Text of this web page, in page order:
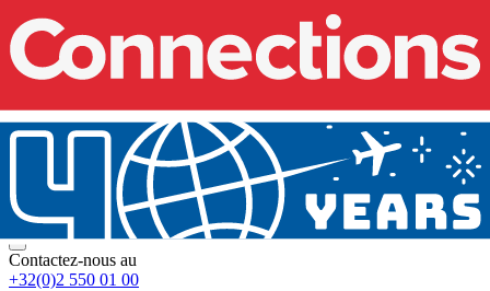
Contactez-nous au
+32(0)2 550 01 00